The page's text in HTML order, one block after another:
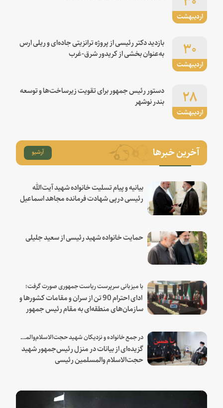
اردیبهشت
اردیبهشت
۳۰
بازدید دکتر رئیسی از پروژه ترانزیتی جاده‌ای و ریلی ارس
به‌عنوان بخشی از کریدور شرق-غرب
اردیبهشت
۲۸
دستور رئیس جمهور برای تقویت زیرساخت‌ها و توسعه
بندر نوشهر
آخرین خبرها آرشیو
بیانیه و پیام تسلیت خانواده شهید آیت‌الله
رئیسی درپی شهادت فرمانده مجاهد اسماعیل
حمایت خانواده شهید رئیسی از سعید جلیلی
با میزبانی سرپرست ریاست جمهوری صورت گرفت؛
ادای احترام 90 تن از سران و مقامات کشورها و
سازمان‌های منطقه‌ای به مقام رئیس جمهور
در جمع خانواده و نزدیکان شهید حجت‌الاسلام‌والمسلمین رئیسی:
گزیده‌ای از بیانات در منزل رئیس‌جمهور شهید
حجت‌الاسلام والمسلمین رئیسی